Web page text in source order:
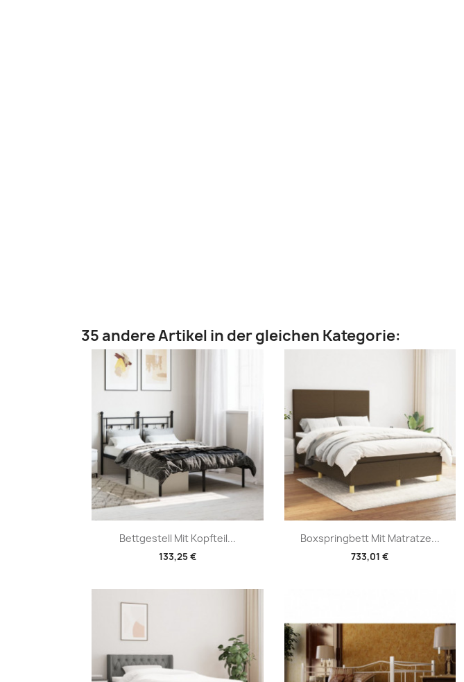
35 andere Artikel in der gleichen Kategorie:
Bettgestell Mit Kopfteil...
133,25 €
Vorschau Boxspringbett Mit Matratze...
733,01 €
Vorschau